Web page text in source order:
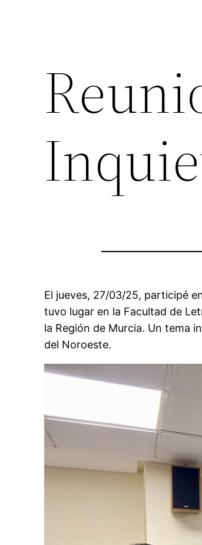
El jueves, 27/03/25, participé
tuvo lugar en la Facultad de
la Región de Murcia. Un tema
del Noroeste.